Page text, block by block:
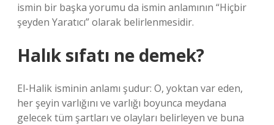
ismin bir başka yorumu da ismin anlamının “Hiçbir
şeyden Yaratıcı” olarak belirlenmesidir.
Halık sıfatı ne demek?
El-Halik isminin anlamı şudur: O, yoktan var eden,
her şeyin varlığını ve varlığı boyunca meydana
gelecek tüm şartları ve olayları belirleyen ve buna